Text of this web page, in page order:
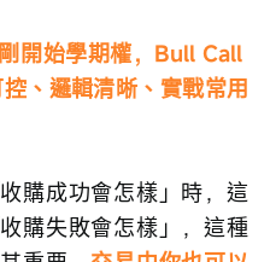
開始學期權，Bull Call
、邏輯清晰、實戰常用
購成功會怎樣」時，這
購失敗會怎樣」，這種